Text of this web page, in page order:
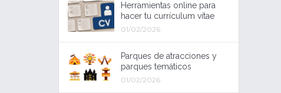
Herramientas online para
hacer tu currículum vítae
01/02/2026
Parques de atracciones y
parques temáticos
01/02/2026